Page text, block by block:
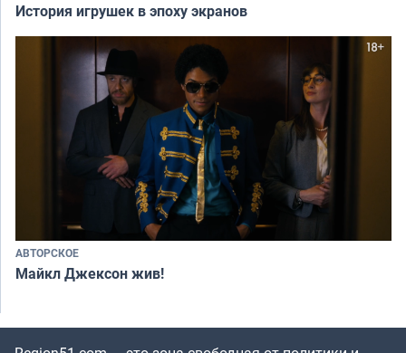
История игрушек в эпоху экранов
АВТОРСКОЕ
Майкл Джексон жив!